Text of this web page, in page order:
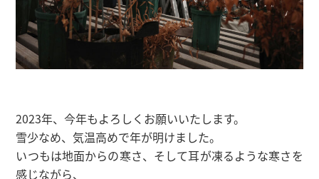
2023年、今年もよろしくお願いいたします。
雪少なめ、気温高めで年が明けました。
いつもは地面からの寒さ、そして耳が凍るような寒さを
感じながら、